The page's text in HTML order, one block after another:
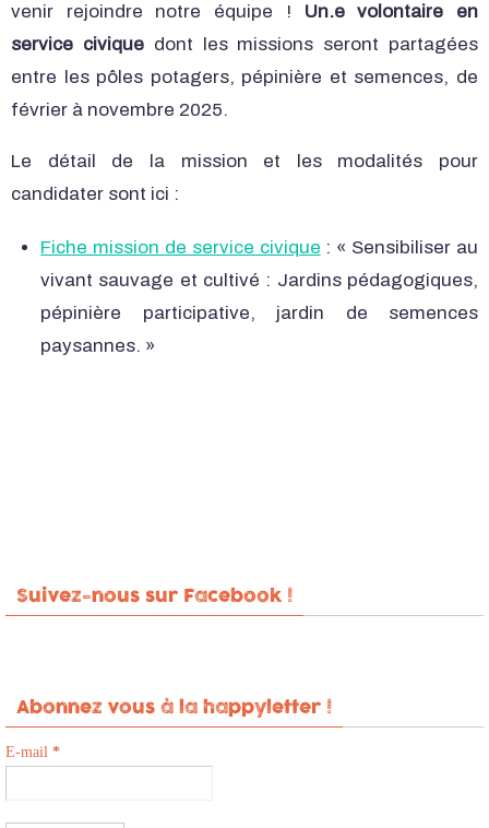
venir rejoindre notre équipe ! Un.e volontaire en
service civique dont les missions seront partagées
entre les pôles potagers, pépinière et semences, de
février à novembre 2025.
Le détail de la mission et les modalités pour
candidater sont ici :
Fiche mission de service civique : « Sensibiliser au
vivant sauvage et cultivé : Jardins pédagogiques,
pépinière participative, jardin de semences
paysannes. »
Suivez-nous sur Facebook !
Abonnez vous à la happyletter !
E-mail *